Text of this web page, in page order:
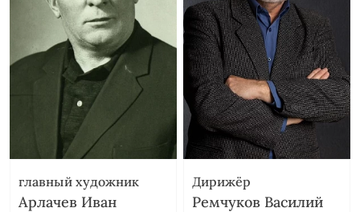
главный художник
Арлачев Иван
Дирижёр
Ремчуков Василий